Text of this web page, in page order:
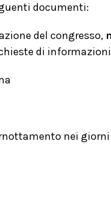
documenti:
del congresso,
di informazioni
nei